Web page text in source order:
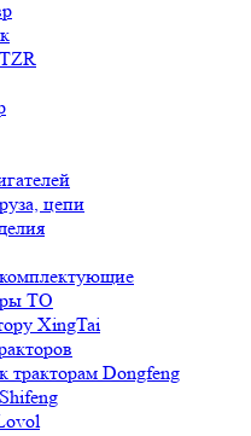
цепи
ТО
XingTai
тракторам Dongfeng